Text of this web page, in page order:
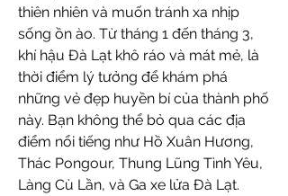
thiên nhiên và muốn tránh xa nhịp
sống ồn ào. Từ tháng 1 đến tháng 3,
khí hậu Đà Lạt khô ráo và mát mẻ, là
thời điểm lý tưởng để khám phá
những vẻ đẹp huyền bí của thành phố
này. Bạn không thể bỏ qua các địa
điểm nổi tiếng như Hồ Xuân Hương,
Thác Pongour, Thung Lũng Tình Yêu,
Làng Cù Lần, và Ga xe lửa Đà Lạt.